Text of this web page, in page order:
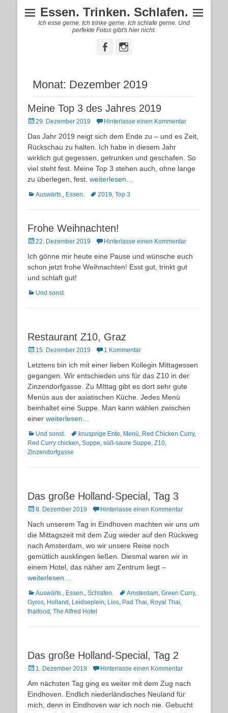
Essen. Trinken. Schlafen.
Ich esse gerne. Ich trinke gerne. Ich schlafe gerne. Und
perfekte Fotos gibt's hier nicht.
FacebookInstagram
Monat: Dezember 2019
Meine Top 3 des Jahres 2019
Posted29. Dezember 2019 Hinterlasse einen Kommentar
Das Jahr 2019 neigt sich dem Ende zu – und es Zeit,
Rückschau zu halten. Ich habe in diesem Jahr
wirklich gut gegessen, getrunken und geschafen. So
viel steht fest. Meine Top 3 stehen auch, ohne lange
zu überlegen, fest. weiterlesen…
Kategorien
Auswärts., Essen. Schlagworte
2019, Top 3
Frohe Weihnachten!
Posted22. Dezember 2019 Hinterlasse einen Kommentar
Ich gönne mir heute eine Pause und wünsche euch
schon jetzt frohe Weihnachten! Esst gut, trinkt gut
und schlaft gut!
Kategorien
Und sonst.
Restaurant Z10, Graz
Posted15. Dezember 2019 1 Kommentar
Letztens bin ich mit einer lieben Kollegin Mittagessen
gegangen. Wir entschieden uns für das Z10 in der
Zinzendorfgasse. Zu MIttag gibt es dort sehr gute
Menüs aus der asiatischen Küche. Jedes Menü
beinhaltet eine Suppe. Man kann wählen zwischen
einer weiterlesen…
Kategorien
Und sonst. Schlagworte
knusprige Ente, Menü, Red Chicken Curry,
Red Curry chicken, Suppe, süß-saure Suppe, Z10,
Zinzendorfgasse
Das große Holland-Special, Tag 3
Posted
8. Dezember 2019 Hinterlasse einen Kommentar
Nach unserem Tag in Eindhoven machten wir uns um
die Mittagszeit mit dem Zug wieder auf den Rückweg
nach Amsterdam, wo wir unsere Reise noch
gemütlich ausklingen ließen. Diesmal waren wir in
einem Hotel, das näher am Zentrum liegt –
weiterlesen…
Kategorien
Auswärts., Essen., Schlafen. Schlagworte
Amsterdam, Green Curry,
Gyros, Holland , Leidseplein, Lios, Pad Thai, Royal Thai,
thaifood , The Alfred Hotel
Das große Holland-Special, Tag 2
Posted
1. Dezember 2019 Hinterlasse einen Kommentar
Am nächsten Tag ging es weiter mit dem Zug nach
Eindhoven. Endlich niederländisches Neuland für
mich, denn in Eindhoven war ich noch nie. Gebucht